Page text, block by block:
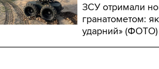
ЗСУ отримали
гранатометом:
ударний» (ФОТО)